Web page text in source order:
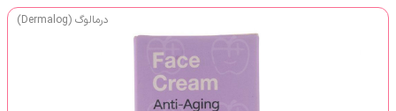
درمالوگ (Dermalog)